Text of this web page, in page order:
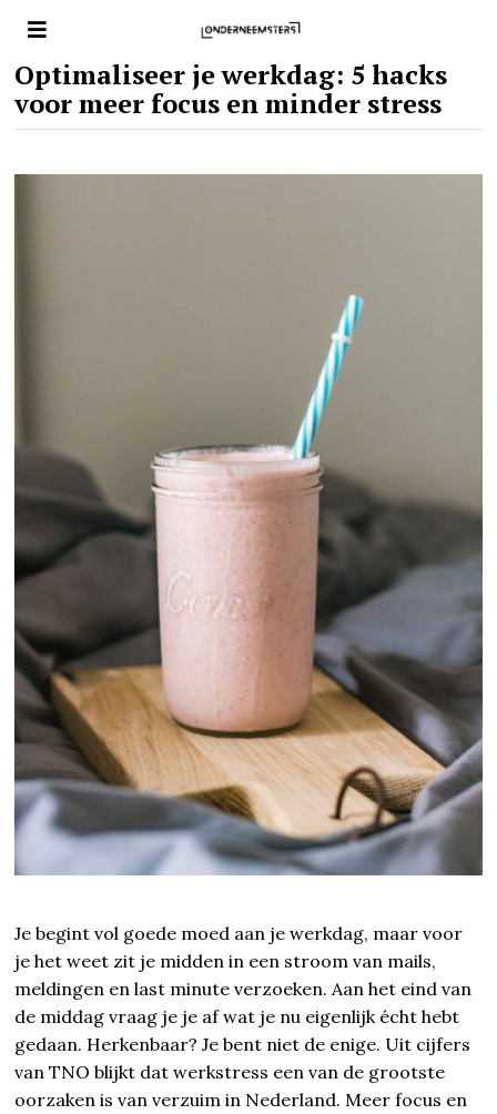
Optimaliseer je werkdag: 5 hacks
voor meer focus en minder stress
Je begint vol goede moed aan je werkdag, maar voor
je het weet zit je midden in een stroom van mails,
meldingen en last minute verzoeken. Aan het eind van
de middag vraag je je af wat je nu eigenlijk écht hebt
gedaan. Herkenbaar? Je bent niet de enige. Uit cijfers
van TNO blijkt dat werkstress een van de grootste
oorzaken is van verzuim in Nederland. Meer focus en